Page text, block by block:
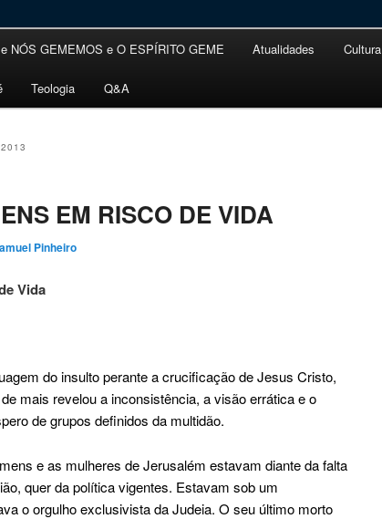
NÓS GEMEMOS e O ESPÍRITO GEME Atualidades Cultura
Teologia Q&A
EM RISCO DE VIDA
Pinheiro
Vida
do insulto perante a crucificação de Jesus Cristo,
mais revelou a inconsistência, a visão errática e o
de grupos definidos da multidão.
e as mulheres de Jerusalém estavam diante da falta
quer da política vigentes. Estavam sob um
o orgulho exclusivista da Judeia. O seu último morto